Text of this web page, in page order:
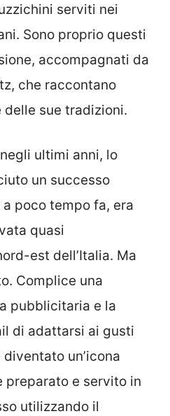
serviti nei
Sono proprio questi
accompagnati da
che raccontano
delle sue tradizioni.
ultimi anni, lo
un successo
poco tempo fa, era
quasi
est dell’Italia. Ma
Complice una
pubblicitaria e la
di adattarsi ai gusti
diventato un’icona
preparato e servito in
utilizzando il